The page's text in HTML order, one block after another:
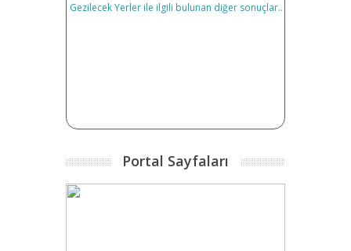
Gezilecek Yerler ile ilgili bulunan diğer sonuçlar..
Portal Sayfaları